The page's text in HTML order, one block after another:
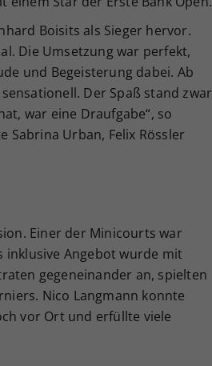
Boisits als Sieger hervor.
Die Umsetzung war perfekt,
und Begeisterung dabei. Ab
Der Spaß stand zwar
war eine Draufgabe“, so
Sabrina Urban, Felix Rössler
Einer der Minicourts war
Angebot wurde mit
gegeneinander an, spielten
Nico Langmann konnte
vor Ort und erfüllte viele